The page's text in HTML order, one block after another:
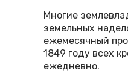
Многие
земельных
ежемесячный
1849 году всех
ежедневно.